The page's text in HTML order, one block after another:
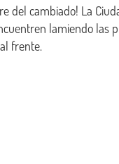
del cambiado! La
lamiendo las
frente.